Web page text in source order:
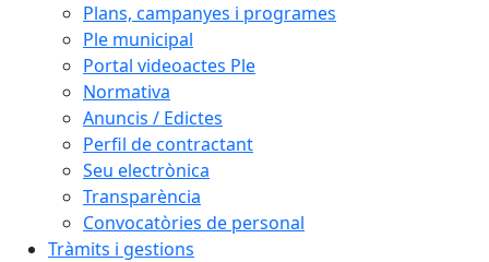
Plans, campanyes i programes
Ple municipal
Portal videoactes Ple
Normativa
Anuncis / Edictes
Perfil de contractant
Seu electrònica
Transparència
Convocatòries de personal
Tràmits i gestions